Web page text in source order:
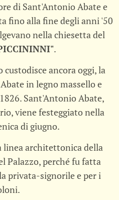
di Sant'Antonio Abate e
fino alla fine degli anni '50
nella chiesetta del
.
custodisce ancora oggi, la
in legno massello e
Sant'Antonio Abate,
viene festeggiato nella
di giugno.
linea architettonica della
Palazzo, perché fu fatta
privata-signorile e per i